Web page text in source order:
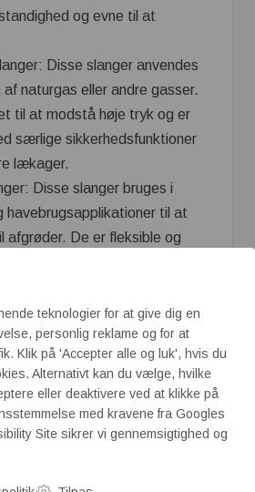
og evne til at
Disse slanger anvendes
naturgas eller andre gasser.
til at modstå høje tryk og er
særlige sikkerhedsfunktioner
lækager.
Disse slanger bruges i
havebrugsapplikationer til at
afgrøder. De er fleksible og
underjordiske
Disse slanger anvendes til
i landbrug,
De er designet til at
vand væk fra områder og
for at tillade
Disse slanger
teknologier for at give dig en
personlig reklame og for at
Klik på 'Accepter alle og luk', hvis du
Alternativt kan du vælge, hvilke
eller deaktivere ved at klikke på
med kravene fra Googles
Site sikrer vi gennemsigtighed og